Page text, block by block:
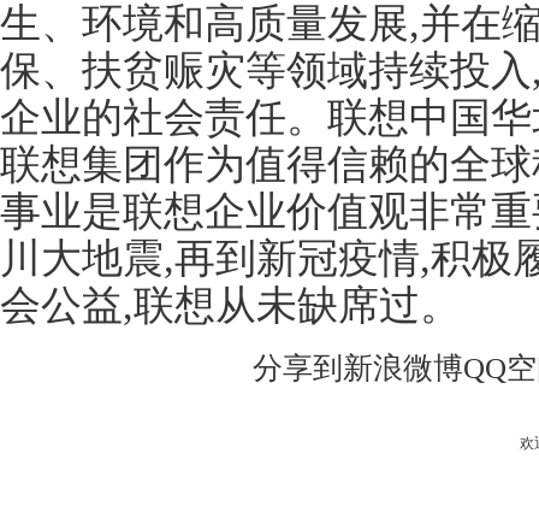
生、环境和高质量发展,并在
保、扶贫赈灾等领域持续投
企业的社会责任。联想中国
联想集团作为值得信赖的全
事业是联想企业价值观非常
川大地震,再到新冠疫情,积极
会公益,联想从未缺席过。
分享到 新浪微博QQ
欢